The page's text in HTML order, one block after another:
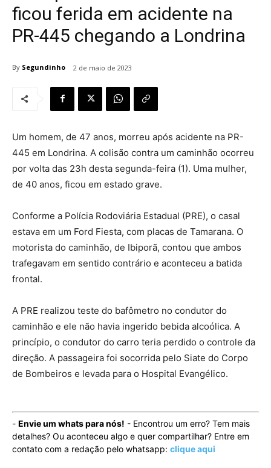
ficou ferida em acidente na
PR-445 chegando a Londrina
By Segundinho 2 de maio de 2023
Um homem, de 47 anos, morreu após acidente na PR-
445 em Londrina. A colisão contra um caminhão ocorreu
por volta das 23h desta segunda-feira (1). Uma mulher,
de 40 anos, ficou em estado grave.
Conforme a Polícia Rodoviária Estadual (PRE), o casal
estava em um Ford Fiesta, com placas de Tamarana. O
motorista do caminhão, de Ibiporã, contou que ambos
trafegavam em sentido contrário e aconteceu a batida
frontal.
A PRE realizou teste do bafômetro no condutor do
caminhão e ele não havia ingerido bebida alcoólica. A
princípio, o condutor do carro teria perdido o controle da
direção. A passageira foi socorrida pelo Siate do Corpo
de Bombeiros e levada para o Hospital Evangélico.
- Envie um whats para nós! - Encontrou um erro? Tem mais
detalhes? Ou aconteceu algo e quer compartilhar? Entre em
contato com a redação pelo whatsapp: clique aqui